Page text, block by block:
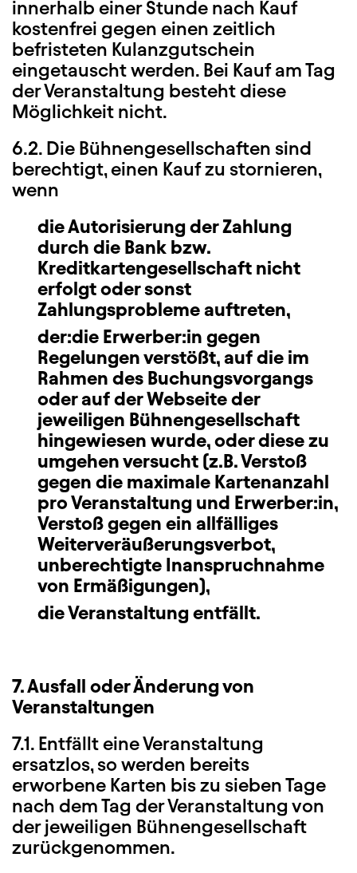
innerhalb einer Stunde nach Kauf
kostenfrei gegen einen zeitlich
befristeten Kulanzgutschein
eingetauscht werden. Bei Kauf am Tag
der Veranstaltung besteht diese
Möglichkeit nicht.
6.2. Die Bühnengesellschaften sind
berechtigt, einen Kauf zu stornieren,
wenn
die Autorisierung der Zahlung
durch die Bank bzw.
Kreditkartengesellschaft nicht
erfolgt oder sonst
Zahlungsprobleme auftreten,
der:die Erwerber:in gegen
Regelungen verstößt, auf die im
Rahmen des Buchungsvorgangs
oder auf der Webseite der
jeweiligen Bühnengesellschaft
hingewiesen wurde, oder diese zu
umgehen versucht (z.B. Verstoß
gegen die maximale Kartenanzahl
pro Veranstaltung und Erwerber:in,
Verstoß gegen ein allfälliges
Weiterveräußerungsverbot,
unberechtigte Inanspruchnahme
von Ermäßigungen),
die Veranstaltung entfällt.
7. Ausfall oder Änderung von
Veranstaltungen
7.1. Entfällt eine Veranstaltung
ersatzlos, so werden bereits
erworbene Karten bis zu sieben Tage
nach dem Tag der Veranstaltung von
der jeweiligen Bühnengesellschaft
zurückgenommen.